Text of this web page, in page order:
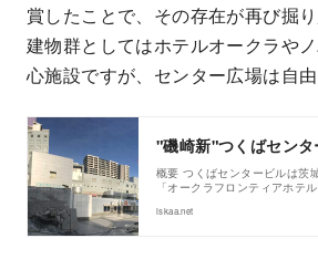
賞したことで、その存在が再び掘り
建物群としてはホテルオークラや
心施設ですが、センター広場は自由
"磯崎新"つくばセンタ
概要 つくばセンタービルは茨
「オークラフロンティアホテ
iskaa.net